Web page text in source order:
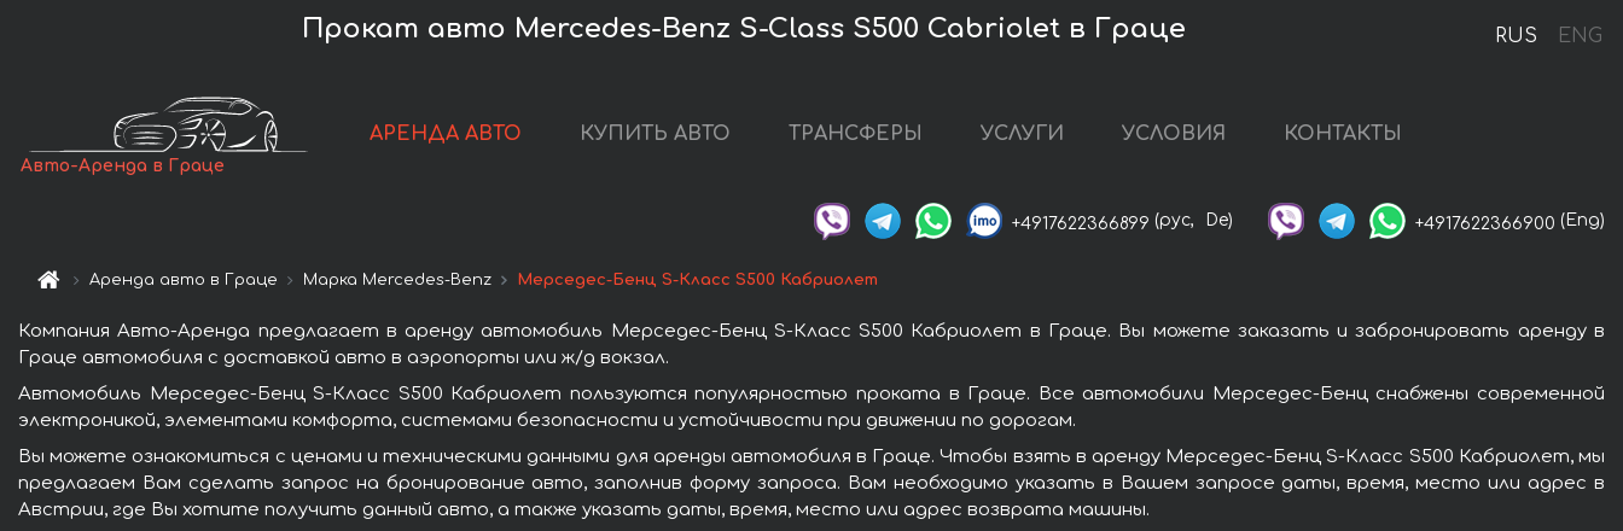
RUS ENG
Прокат авто Mercedes-Benz S-Class S500 Cabriolet в Граце
Авто-Аренда в Граце
АРЕНДА АВТО КУПИТЬ АВТО ТРАНСФЕРЫ УСЛУГИ УСЛОВИЯ КОНТАКТЫ
+4917622366899 (рус, De) +4917622366900 (Eng)
Аренда авто в Граце Марка Mercedes-Benz Мерседес-Бенц S-Класс S500 Кабриолет
Компания Авто-Аренда предлагает в аренду автомобиль Мерседес-Бенц S-Класс S500 Кабриолет в Граце. Вы можете заказать и забронировать аренду в
Граце автомобиля с доставкой авто в аэропорты или ж/д вокзал.
Автомобиль Мерседес-Бенц S-Класс S500 Кабриолет пользуются популярностью проката в Граце. Все автомобили Мерседес-Бенц снабжены современной
электроникой, элементами комфорта, системами безопасности и устойчивости при движении по дорогам.
Вы можете ознакомиться с ценами и техническими данными для аренды автомобиля в Граце. Чтобы взять в аренду Мерседес-Бенц S-Класс S500 Кабриолет, мы
предлагаем Вам сделать запрос на бронирование авто, заполнив форму запроса. Вам необходимо указать в Вашем запросе даты, время, место или адрес в
Австрии, где Вы хотите получить данный авто, а также указать даты, время, место или адрес возврата машины.